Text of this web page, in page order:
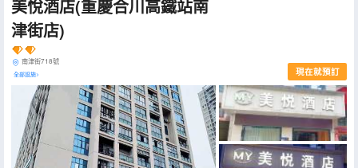
美悅酒店(重慶合川高鐵站南
津街店)
南津街718號
全部設施> 現在就預訂